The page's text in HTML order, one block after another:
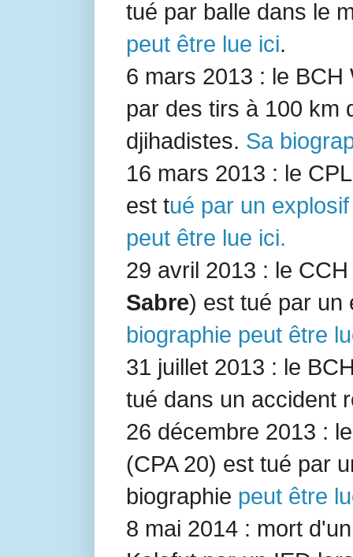
tué par balle dans le
peut être lue ici.
6 mars 2013 : le BCH
par des tirs à 100 km
djihadistes. Sa
16 mars 2013 : le
est tué par un
peut être lue ici.
29 avril 2013 : le
Sabre) est tué par un
biographie peut être
31 juillet 2013 : le
tué dans un accident
26 décembre 2013 :
(CPA 20) est tué par
biographie peut être
8 mai 2014 : mort